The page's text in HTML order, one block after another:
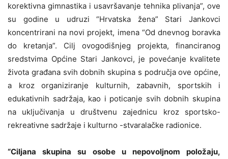
korektivna gimnastika i usavršavanje tehnika plivanja”, ove
su godine u udruzi “Hrvatska žena” Stari Jankovci
koncentrirani na novi projekt, imena “Od dnevnog boravka
do kretanja”. Cilj ovogodišnjeg projekta, financiranog
sredstvima Općine Stari Jankovci, je povećanje kvalitete
života građana svih dobnih skupina s područja ove općine,
a kroz organiziranje kulturnih, zabavnih, sportskih i
edukativnih sadržaja, kao i poticanje svih dobnih skupina
na uključivanja u društvenu zajednicu kroz sportsko-
rekreativne sadržaje i kulturno -stvaralačke radionice.
“Ciljana skupina su osobe u nepovoljnom položaju,